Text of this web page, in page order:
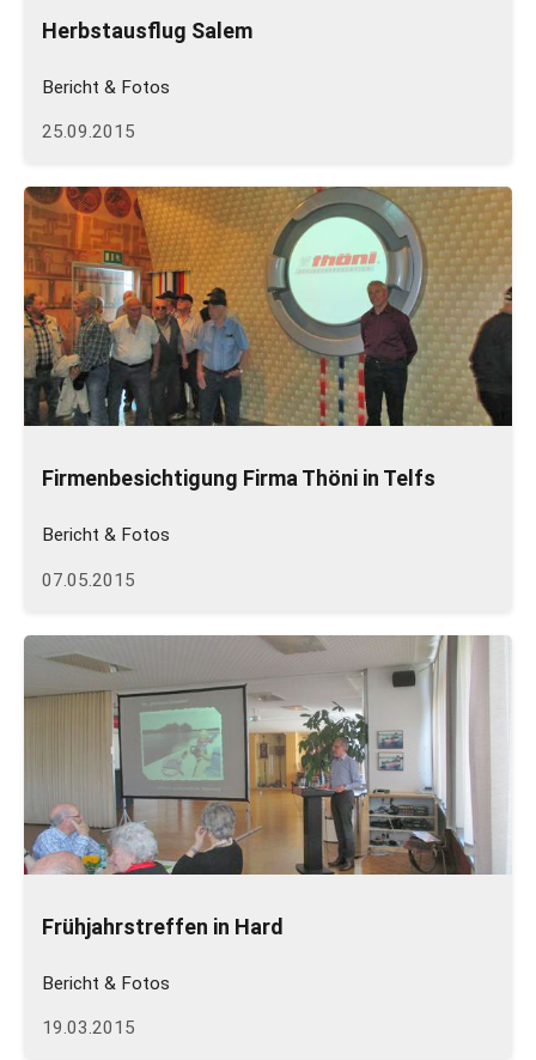
Herbstausflug Salem
Bericht & Fotos
25.09.2015
Firmenbesichtigung Firma Thöni in Telfs
Bericht & Fotos
07.05.2015
Frühjahrstreffen in Hard
Bericht & Fotos
19.03.2015